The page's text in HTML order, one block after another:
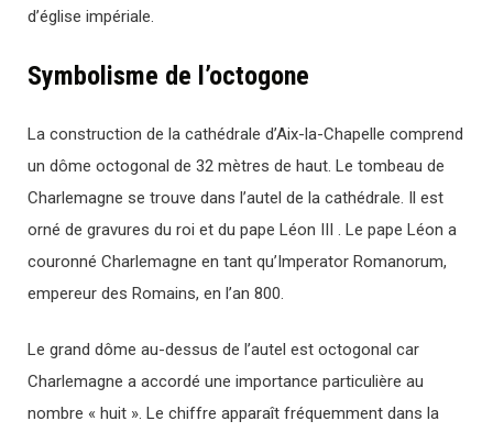
d’église impériale.
Symbolisme de l’octogone
La construction de la cathédrale d’Aix-la-Chapelle comprend
un dôme octogonal de 32 mètres de haut. Le tombeau de
Charlemagne se trouve dans l’autel de la cathédrale. Il est
orné de gravures du roi et du pape Léon III . Le pape Léon a
couronné Charlemagne en tant qu’Imperator Romanorum,
empereur des Romains, en l’an 800.
Le grand dôme au-dessus de l’autel est octogonal car
Charlemagne a accordé une importance particulière au
nombre « huit ». Le chiffre apparaît fréquemment dans la